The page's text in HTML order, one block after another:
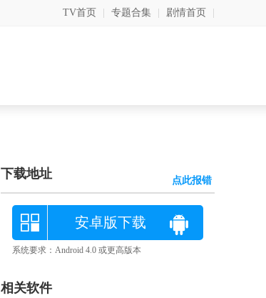
TV首页 专题合集 剧情首页
下载地址 点此报错
安卓版下载
系统要求：Android 4.0 或更高版本
相关软件